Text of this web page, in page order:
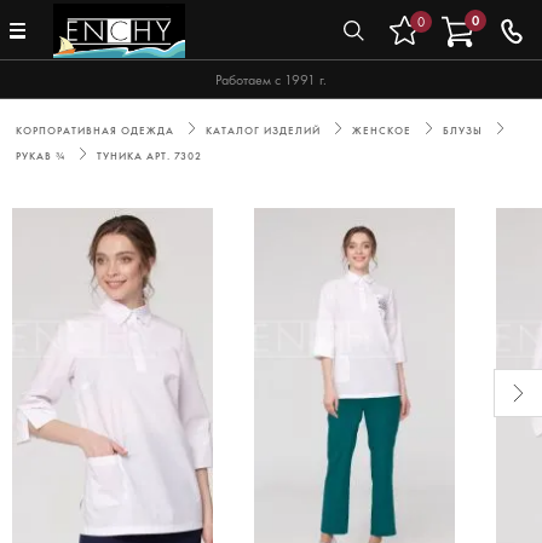
Работаем с 1991 г.
0 0
КОРПОРАТИВНАЯ ОДЕЖДА КАТАЛОГ ИЗДЕЛИЙ ЖЕНСКОЕ
БЛУЗЫ
РУКАВ ¾
ТУНИКА АРТ. 7302